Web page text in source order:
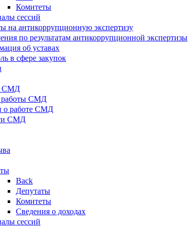
Комитеты
сессий
на антикоррупционную экспертизу
по результатам антикоррупционной экспертизы
об уставах
в сфере закупок
СМД
СМД
о работе СМД
СМД
Back
Депутаты
Комитеты
Сведения о доходах
сессий